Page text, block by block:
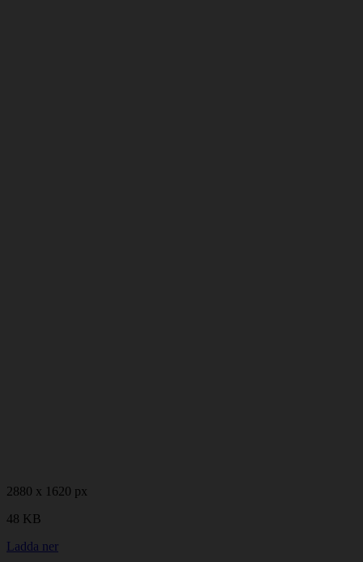
2880 x 1620 px
48 KB
Ladda ner